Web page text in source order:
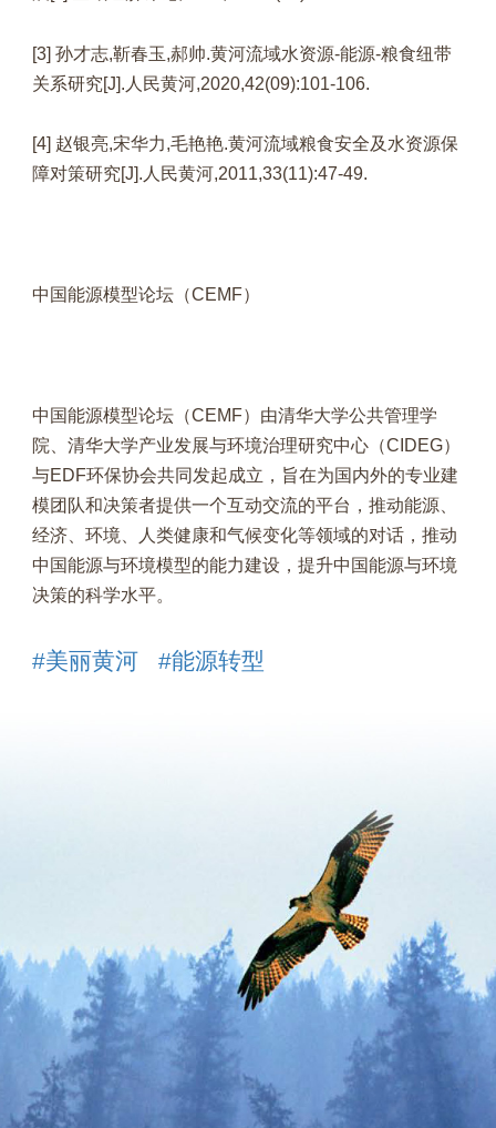
[3] 孙才志,靳春玉,郝帅.黄河流域水资源-能源-粮食纽带
关系研究[J].人民黄河,2020,42(09):101-106.
[4] 赵银亮,宋华力,毛艳艳.黄河流域粮食安全及水资源保
障对策研究[J].人民黄河,2011,33(11):47-49.
中国能源模型论坛（CEMF）
中国能源模型论坛（CEMF）由清华大学公共管理学
院、清华大学产业发展与环境治理研究中心（CIDEG）
与EDF环保协会共同发起成立，旨在为国内外的专业建
模团队和决策者提供一个互动交流的平台，推动能源、
经济、环境、人类健康和气候变化等领域的对话，推动
中国能源与环境模型的能力建设，提升中国能源与环境
决策的科学水平。
#美丽黄河 #能源转型